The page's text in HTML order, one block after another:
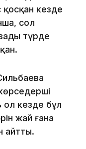
қосқан кезде
сол
түрде
ол кезде бұл
жай ғана
айтты.